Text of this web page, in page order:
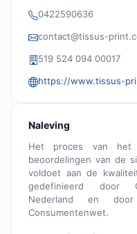
0422590636
contact@tissus-
519 524 094 00017
https://www.tissus-
Naleving
Het proces van het
beoordelingen van de
voldoet aan de
gedefinieerd door
Nederland en
Consumentenwet.